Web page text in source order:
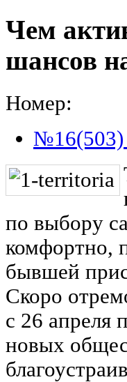
Чем
шансов
Номер:
№16(503)
по выбору
комфортно,
бывшей
Скоро
с 26 апреля
новых